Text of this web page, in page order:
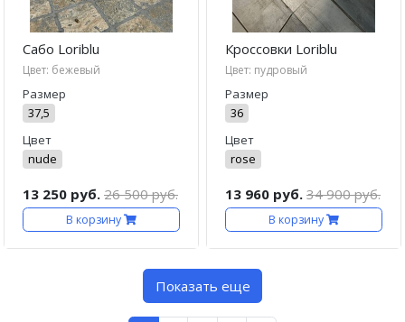
Сабо Loriblu
Цвет: бежевый
Размер
37,5
Цвет
nude
13 250 руб. 26 500 руб.
В корзину
Кроссовки Loriblu
Цвет: пудровый
Размер
36
Цвет
rose
13 960 руб. 34 900 руб.
В корзину
Показать еще